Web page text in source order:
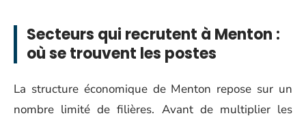
Secteurs qui recrutent à Menton :
où se trouvent les postes
La structure économique de Menton repose sur un
nombre limité de filières. Avant de multiplier les